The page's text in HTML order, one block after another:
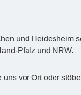
und Heidesheim
Pfalz und NRW.
vor Ort oder